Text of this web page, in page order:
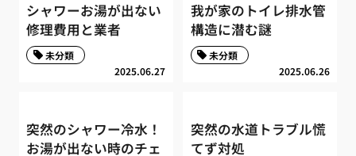
シャワーお湯が出ない
修理費用と業者
2025.06.27
未分類
我が家のトイレ排水管
構造に潜む謎
2025.06.26
未分類
突然のシャワー冷水！
お湯が出ない時のチェ
突然の水道トラブル慌
てず対処